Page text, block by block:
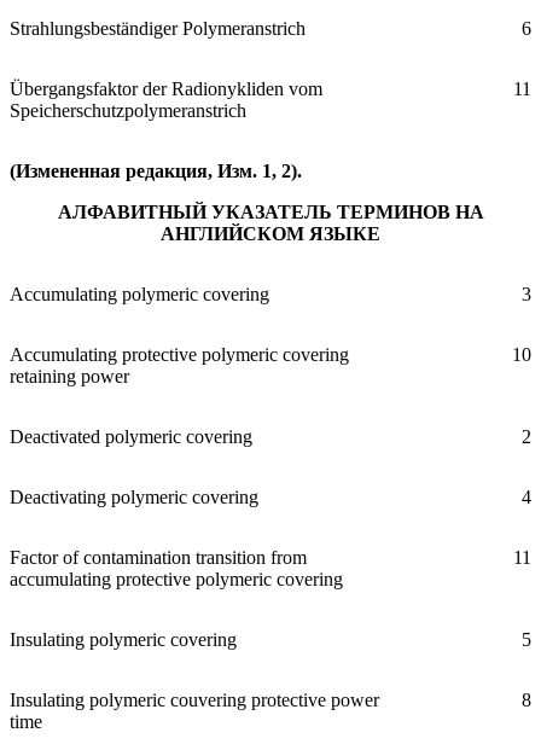
Strahlungsbeständiger Polymeranstrich 6
Übergangsfaktor der Radionykliden vom
Speicherschutzpolymeranstrich
11
(Измененная редакция, Изм. 1, 2).
АЛФАВИТНЫЙ УКАЗАТЕЛЬ ТЕРМИНОВ НА
АНГЛИЙСКОМ ЯЗЫКЕ
Accumulating polymeric covering 3
Accumulating protective polymeric covering
retaining power
10
Deactivated polymeric covering 2
Deactivating polymeric covering 4
Factor of contamination transition from
accumulating protective polymeric covering
11
Insulating polymeric covering 5
Insulating polymeric couvering protective power
time
8